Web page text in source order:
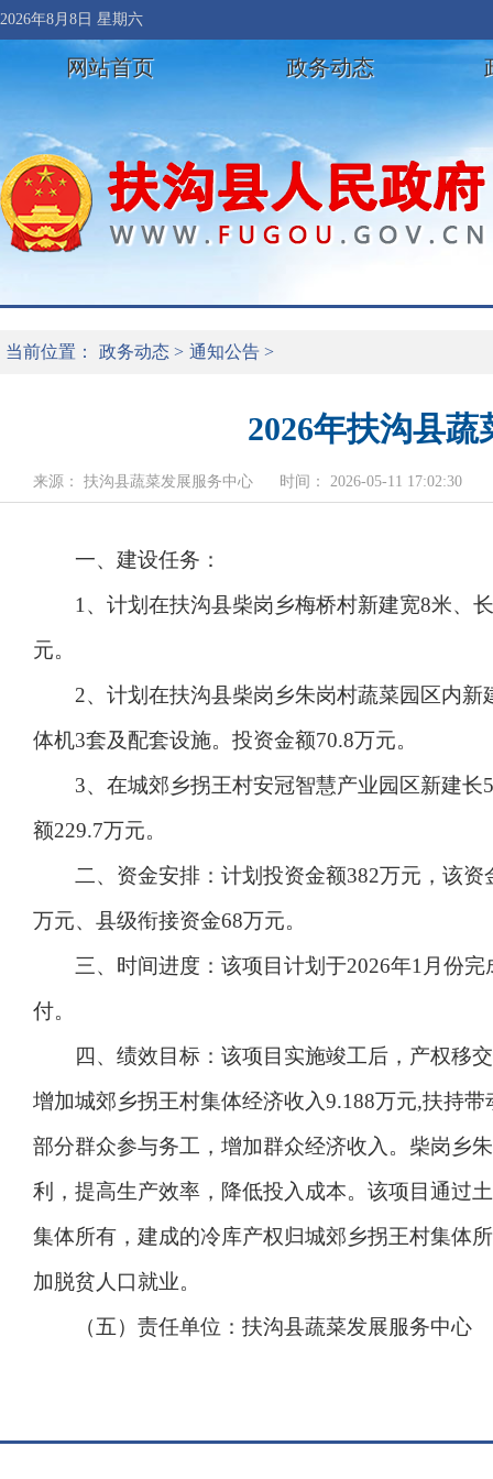
2026年8月8日 星期六
网站首页 政务动态
当前位置： 政务动态 > 通知公告 >
2026年扶沟县
来源： 扶沟县蔬菜发展服务中心 时间： 2026-05-11 17:02:30
一、建设任务：
1、计划在扶沟县柴岗乡梅桥村新建宽8米、长
元。
2、计划在扶沟县柴岗乡朱岗村蔬菜园区内新
体机3套及配套设施。投资金额70.8万元。
3、在城郊乡拐王村安冠智慧产业园区新建长
额229.7万元。
二、资金安排：计划投资金额382万元，该资
万元、县级衔接资金68万元。
三、时间进度：该项目计划于2026年1月份完
付。
四、绩效目标：该项目实施竣工后，产权移交
增加城郊乡拐王村集体经济收入9.188万元,扶持
部分群众参与务工，增加群众经济收入。柴岗乡
利，提高生产效率，降低投入成本。该项目通过
集体所有，建成的冷库产权归城郊乡拐王村集体
加脱贫人口就业。
（五）责任单位：扶沟县蔬菜发展服务中心